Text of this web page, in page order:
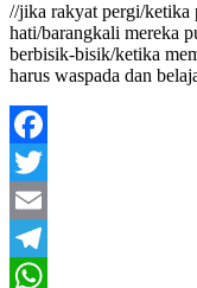
//jika rakyat pergi/ketika
hati/barangkali mereka
berbisik-bisik/ketika
harus waspada dan
Facebook
Twitter
Email
Telegram